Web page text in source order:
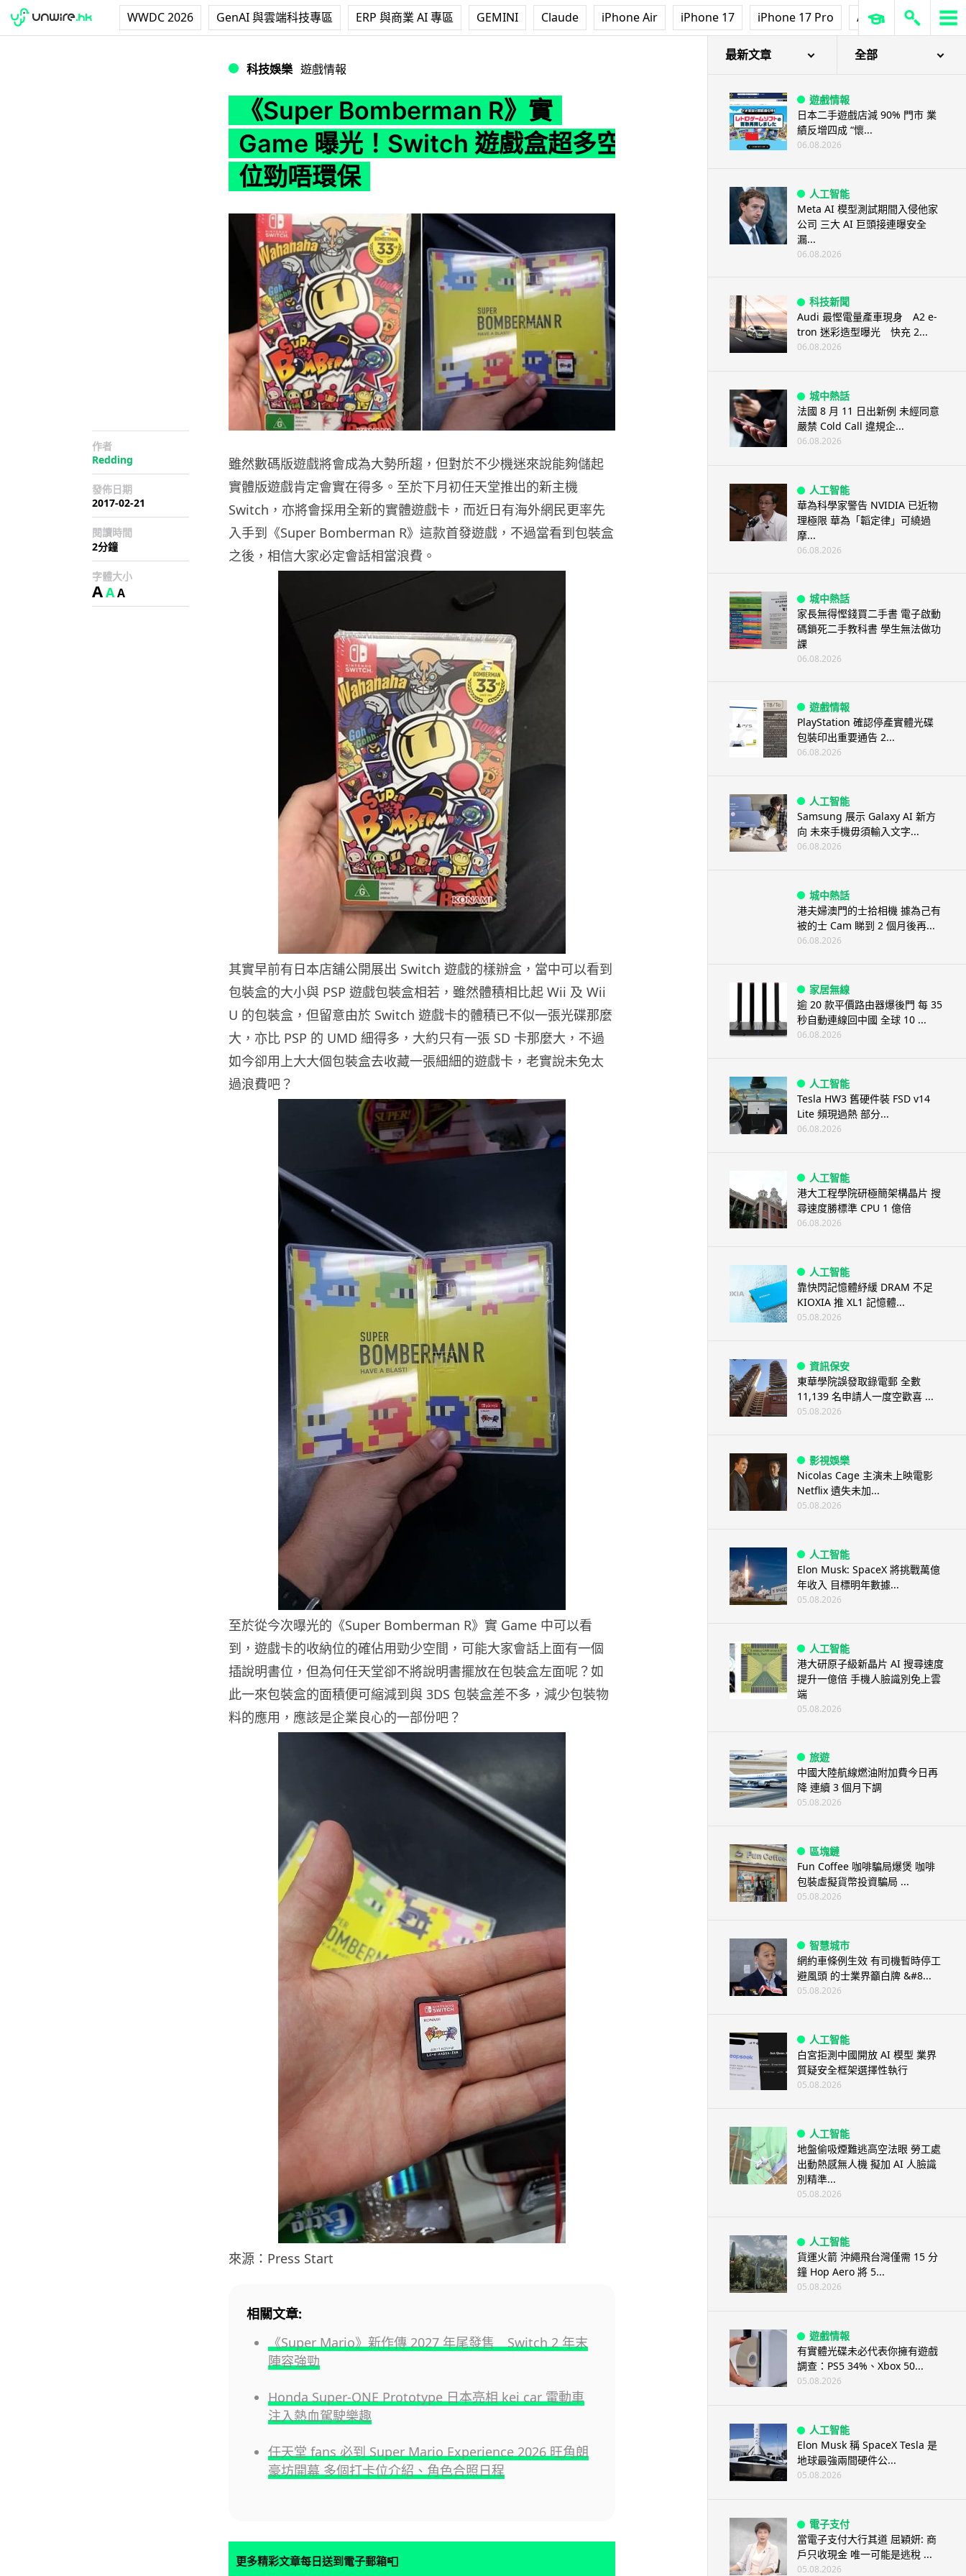
WWDC 2026 GenAI 與雲端科技專區 ERP 與商業 AI 專區 GEMINI Claude iPhone Air iPhone 17 iPhone 17 Pro AirPods Pro 3
科技娛樂 遊戲情報
《Super Bomberman R》實
Game 曝光！Switch 遊戲盒超多空
位勁唔環保
作者
Redding
發佈日期
2017-02-21
閱讀時間
2分鐘
字體大小
AAA
雖然數碼版遊戲將會成為大勢所趨，但對於不少機迷來說能夠儲起
實體版遊戲肯定會實在得多。至於下月初任天堂推出的新主機
Switch，亦將會採用全新的實體遊戲卡，而近日有海外網民更率先
入手到《Super Bomberman R》這款首發遊戲，不過當看到包裝盒
之後，相信大家必定會話相當浪費。
其實早前有日本店舖公開展出 Switch 遊戲的樣辦盒，當中可以看到
包裝盒的大小與 PSP 遊戲包裝盒相若，雖然體積相比起 Wii 及 Wii
U 的包裝盒，但留意由於 Switch 遊戲卡的體積已不似一張光碟那麼
大，亦比 PSP 的 UMD 細得多，大約只有一張 SD 卡那麼大，不過
如今卻用上大大個包裝盒去收藏一張細細的遊戲卡，老實說未免太
過浪費吧？
至於從今次曝光的《Super Bomberman R》實 Game 中可以看
到，遊戲卡的收納位的確佔用勁少空間，可能大家會話上面有一個
插說明書位，但為何任天堂卻不將說明書擺放在包裝盒左面呢？如
此一來包裝盒的面積便可縮減到與 3DS 包裝盒差不多，減少包裝物
料的應用，應該是企業良心的一部份吧？
來源：Press Start
相關文章:
《Super Mario》新作傳 2027 年尾發售 Switch 2 年末
陣容強勁
Honda Super-ONE Prototype 日本亮相 kei car 電動車
注入熱血駕駛樂趣
任天堂 fans 必到 Super Mario Experience 2026 旺角朗
豪坊開幕 多個打卡位介紹、角色合照日程
更多精彩文章每日送到電子郵箱📮
最新文章 全部
遊戲情報
日本二手遊戲店減 90% 門市 業
績反增四成 “懷...
06.08.2026
人工智能
Meta AI 模型測試期間入侵他家
公司 三大 AI 巨頭接連曝安全
漏...
06.08.2026
科技新聞
Audi 最慳電量產車現身 A2 e-
tron 迷彩造型曝光 快充 2...
06.08.2026
城中熱話
法國 8 月 11 日出新例 未經同意
嚴禁 Cold Call 違規企...
06.08.2026
人工智能
華為科學家警告 NVIDIA 已近物
理極限 華為「韜定律」可繞過
摩...
06.08.2026
城中熱話
家長無得慳錢買二手書 電子啟動
碼鎖死二手教科書 學生無法做功
課
06.08.2026
遊戲情報
PlayStation 確認停產實體光碟
包裝印出重要通告 2...
06.08.2026
人工智能
Samsung 展示 Galaxy AI 新方
向 未來手機毋須輸入文字...
06.08.2026
城中熱話
港夫婦澳門的士拾相機 據為己有
被的士 Cam 睇到 2 個月後再...
06.08.2026
家居無線
逾 20 款平價路由器爆後門 每 35
秒自動連線回中國 全球 10 ...
06.08.2026
人工智能
Tesla HW3 舊硬件裝 FSD v14
Lite 頻現過熱 部分...
06.08.2026
人工智能
港大工程學院研極簡架構晶片 搜
尋速度勝標準 CPU 1 億倍
06.08.2026
人工智能
靠快閃記憶體紓緩 DRAM 不足
KIOXIA 推 XL1 記憶體...
05.08.2026
資訊保安
東華學院誤發取錄電郵 全數
11,139 名申請人一度空歡喜 ...
05.08.2026
影視娛樂
Nicolas Cage 主演未上映電影
Netflix 遺失未加...
05.08.2026
人工智能
Elon Musk: SpaceX 將挑戰萬億
年收入 目標明年數據...
05.08.2026
人工智能
港大研原子級新晶片 AI 搜尋速度
提升一億倍 手機人臉識別免上雲
端
05.08.2026
旅遊
中國大陸航線燃油附加費今日再
降 連續 3 個月下調
05.08.2026
區塊鏈
Fun Coffee 咖啡騙局爆煲 咖啡
包裝虛擬貨幣投資騙局 ...
05.08.2026
智慧城市
網約車條例生效 有司機暫時停工
避風頭 的士業界籲白牌 &#8...
05.08.2026
人工智能
白宮拒測中國開放 AI 模型 業界
質疑安全框架選擇性執行
05.08.2026
人工智能
地盤偷吸煙難逃高空法眼 勞工處
出動熱感無人機 擬加 AI 人臉識
別精準...
05.08.2026
人工智能
貨運火箭 沖繩飛台灣僅需 15 分
鐘 Hop Aero 將 5...
05.08.2026
遊戲情報
有實體光碟未必代表你擁有遊戲
調查：PS5 34%、Xbox 50...
05.08.2026
人工智能
Elon Musk 稱 SpaceX Tesla 是
地球最強兩間硬件公...
05.08.2026
電子支付
當電子支付大行其道 屈穎妍: 商
戶只收現金 唯一可能是逃稅 ...
05.08.2026